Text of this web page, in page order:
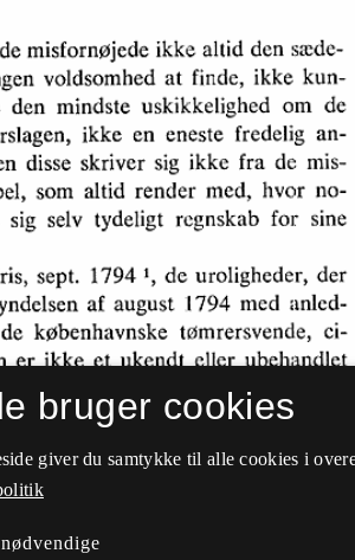
bruger cookies
giver du samtykke til alle cookies i